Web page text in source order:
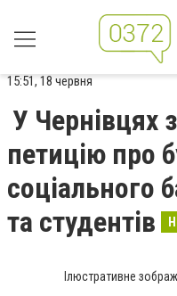
15:51, 18 червня
У Чернівцях
петицію про
соціального
та студентів
Ілюстративне